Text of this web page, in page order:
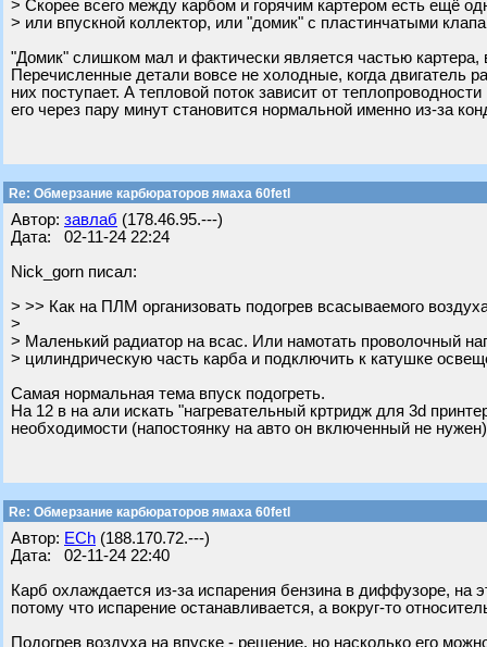
> Скорее всего между карбом и горячим картером есть ещё
> или впускной коллектор, или "домик" с пластинчатыми
"Домик" слишком мал и фактически является частью
Перечисленные детали вовсе не холодные, когда двигатель
них поступает. А тепловой поток зависит от
его через пару минут становится нормальной именно из-за
Re: Обмерзание карбюраторов ямаха 60fetl
Автор: завлаб (178.46.95.---)
Дата: 02-11-24 22:24
Nick_gorn писал:
> >> Как на ПЛМ организовать подогрев всасываемого
>
> Маленький радиатор на всас. Или намотать проволочный
> цилиндрическую часть карба и подключить к катушке
Самая нормальная тема впуск подогреть.
На 12 в на али искать "нагревательный кртридж для 3d
необходимости (напостоянку на авто он включенный не нужен)
Re: Обмерзание карбюраторов ямаха 60fetl
Автор: ECh (188.170.72.---)
Дата: 02-11-24 22:40
Карб охлаждается из-за испарения бензина в диффузоре, на
потому что испарение останавливается, а вокруг-то
Подогрев воздуха на впуске - решение, но насколько его